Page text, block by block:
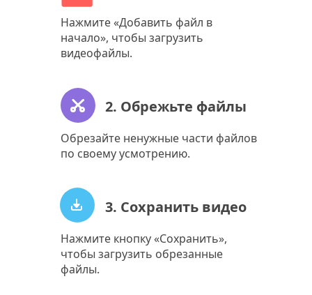
Нажмите «Добавить файл в
начало», чтобы загрузить
видеофайлы.
2. Обрежьте файлы
Обрезайте ненужные части файлов
по своему усмотрению.
3. Сохранить видео
Нажмите кнопку «Сохранить»,
чтобы загрузить обрезанные
файлы.